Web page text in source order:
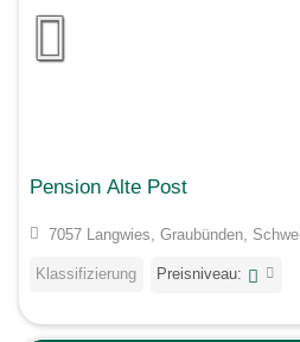
Pension Alte Post
7057 Langwies, Graubünden,
Klassifizierung Preisniveau: